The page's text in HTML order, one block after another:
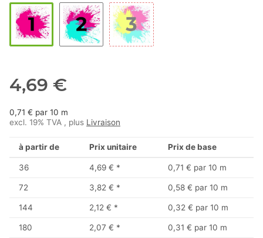
4,69 €
0,71 € par 10 m
excl. 19% TVA , plus Livraison
à partir de Prix unitaire Prix de base
36 4,69 € * 0,71 € par 10 m
72 3,82 € * 0,58 € par 10 m
144 2,12 € * 0,32 € par 10 m
180 2,07 € * 0,31 € par 10 m